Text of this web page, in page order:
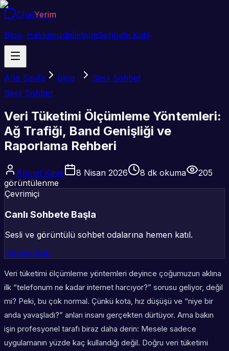
ChatYerim
Blog HakkımızdaİletişimSohbete Katıl
Ana Sayfa Blog
Sesli Sohbet
Sesli Sohbet
Veri Tüketimi Ölçümleme Yöntemleri:
Ağ Trafiği, Band Genişliği ve
Raporlama Rehberi
Ahmet Kaya 8 Nisan 2026 8 dk okuma
205
görüntülenme
Çevrimiçi
Canlı Sohbete Başla
Sesli ve görüntülü sohbet odalarına hemen katıl.
Hemen Katıl
Veri tüketimi ölçümleme yöntemleri deyince çoğumuzun aklına
ilk “telefonum ne kadar internet harcıyor?” sorusu geliyor, değil
mi? Peki, bu çok normal. Çünkü kota, hız düşüşü ve “niye bir
anda yavaşladı?” anları insanı gerçekten dürtüyor. Ama bakın
işin profesyonel tarafı biraz daha derin: Mesele sadece
uygulamanın yüzde kaç kullandığı değil. Doğru veri tüketimi